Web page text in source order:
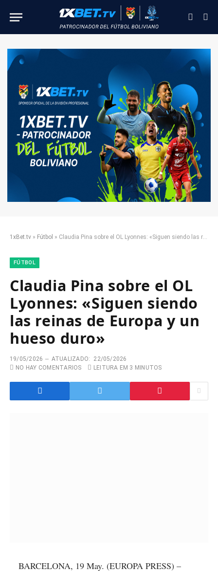
1xBet.tv » Fútbol » Claudia Pina sobre el OL Lyonnes: «Siguen siendo las reinas de Europa y un hueso duro»
FÚTBOL
Claudia Pina sobre el OL
Lyonnes: «Siguen siendo
las reinas de Europa y un
hueso duro»
19/05/2026 ATUALIZADO:
22/05/2026
NO HAY COMENTARIOS
LEITURA EM 3 MINUTOS
BARCELONA, 19 May. (EUROPA PRESS) –